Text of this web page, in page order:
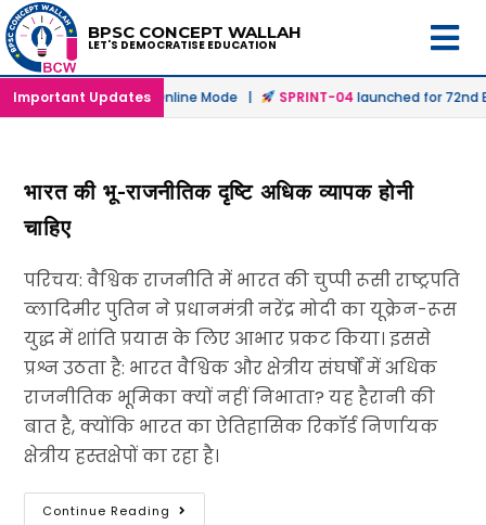
BPSC CONCEPT WALLAH
LET'S DEMOCRATISE EDUCATION
Important Updates
in Offline & Online Mode | SPRINT-04launched for 72nd
भारत की भू-राजनीतिक दृष्टि अधिक व्यापक होनी
चाहिए
परिचय: वैश्विक राजनीति में भारत की चुप्पी रूसी राष्ट्रपति
व्लादिमीर पुतिन ने प्रधानमंत्री नरेंद्र मोदी का यूक्रेन-रूस
युद्ध में शांति प्रयास के लिए आभार प्रकट किया। इससे
प्रश्न उठता है: भारत वैश्विक और क्षेत्रीय संघर्षों में अधिक
राजनीतिक भूमिका क्यों नहीं निभाता? यह हैरानी की
बात है, क्योंकि भारत का ऐतिहासिक रिकॉर्ड निर्णायक
क्षेत्रीय हस्तक्षेपों का रहा है।
Continue Reading